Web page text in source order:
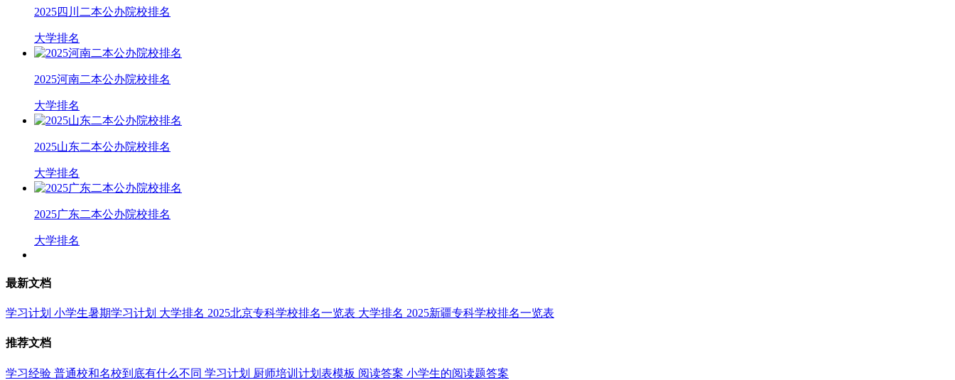
2025四川二本公办院校排名
大学排名
2025河南二本公办院校排名
大学排名
2025山东二本公办院校排名
大学排名
2025广东二本公办院校排名
大学排名
最新文档
学习计划 小学生暑期学习计划 大学排名 2025北京专科学校排名一览表 大学排名 2025新疆专科学校排名一览表
推荐文档
学习经验 普通校和名校到底有什么不同 学习计划 厨师培训计划表模板 阅读答案 小学生的阅读题答案